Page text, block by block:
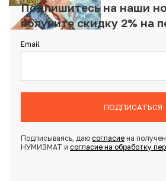
Подпишитесь на наши
получите скидку 2% на
Email
ПОДПИСАТЬСЯ
Подписываясь, даю согласиена
НУМИЗМАТ и согласие на обработку